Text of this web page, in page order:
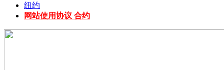
纽约
网站使用协议 合约